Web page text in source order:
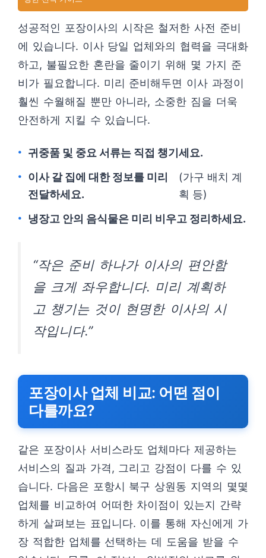
성공적인 포장이사의 시작은 철저한 사전 준비
에 있습니다. 이사 당일 업체와의 협력을 극대화
하고, 불필요한 혼란을 줄이기 위해 몇 가지 준
비가 필요합니다. 미리 준비해두면 이사 과정이
훨씬 수월해질 뿐만 아니라, 소중한 짐을 더욱
안전하게 지킬 수 있습니다.
귀중품 및 중요 서류는 직접 챙기세요.
이사 갈 집에 대한 정보를 미리
전달하세요.
(가구 배치 계
획 등)
냉장고 안의 음식물은 미리 비우고 정리하세요.
“작은 준비 하나가 이사의 편안함
을 크게 좌우합니다. 미리 계획하
고 챙기는 것이 현명한 이사의 시
작입니다.”
포장이사 업체 비교: 어떤 점이
다를까요?
같은 포장이사 서비스라도 업체마다 제공하는
서비스의 질과 가격, 그리고 강점이 다를 수 있
습니다. 다음은 포항시 북구 상원동 지역의 몇몇
업체를 비교하여 어떠한 차이점이 있는지 간략
하게 살펴보는 표입니다. 이를 통해 자신에게 가
장 적합한 업체를 선택하는 데 도움을 받을 수